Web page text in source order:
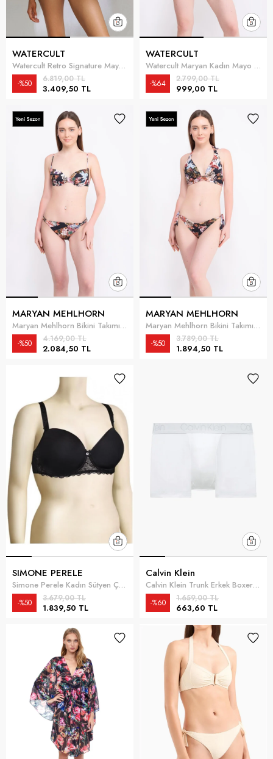
WATERCULT
Watercult Retro Signature Mayo Sarı
3.409,50 TL
6.819,00 TL
%50
WATERCULT
Watercult Maryan Kadın Mayo Çok Renkli
999,00 TL
2.799,00 TL
%64
MARYAN MEHLHORN
Maryan Mehlhorn Bikini Takımı Siyah
2.084,50 TL
4.169,00 TL
%50
MARYAN MEHLHORN
Maryan Mehlhorn Bikini Takımı Siyah
1.894,50 TL
3.789,00 TL
%50
SIMONE PERELE
Simone Perele Kadın Sütyen Çok Renkli
1.839,50 TL
3.679,00 TL
%50
Calvin Klein
Calvin Klein Trunk Erkek Boxer Beyaz
663,60 TL
1.659,00 TL
%60